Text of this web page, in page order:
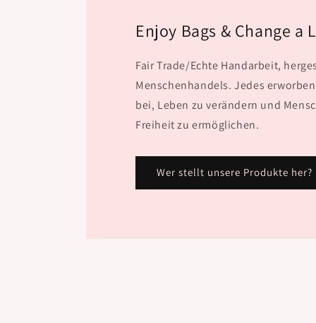
Enjoy Bags & Change a
Fair Trade/Echte Handarbeit,
Menschenhandels. Jedes
bei, Leben zu verändern und
Freiheit zu ermöglichen.
Wer stellt unsere Produkte her?